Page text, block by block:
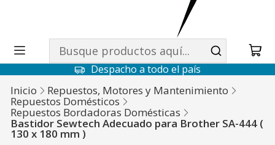
Despacho a todo el país
Inicio Repuestos, Motores y Mantenimiento
Repuestos Domésticos
Repuestos Bordadoras Domésticas
Bastidor Sewtech Adecuado para Brother SA-444 (
130 x 180 mm )